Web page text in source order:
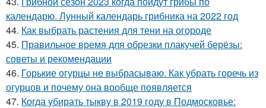
календарю. Лунный календарь грибника на 2022 год
44. Как выбрать растения для тени на огороде
45. Правильное время для обрезки плакучей берёзы:
советы и рекомендации
46. Горькие огурцы не выбрасываю. Как убрать горечь из
огурцов и почему она вообще появляется
47. Когда убирать тыкву в 2019 году в Подмосковье: